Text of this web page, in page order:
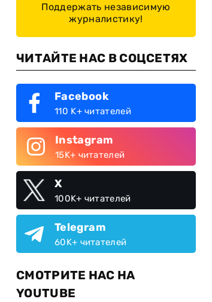
Поддержать независимую
журналистику!
ЧИТАЙТЕ НАС В СОЦСЕТЯХ
Facebook
110 K+ читателей
Instagram
15K+ читателей
X
100K+ читателей
Telegram
60K+ читателей
СМОТРИТЕ НАС НА
YOUTUBE